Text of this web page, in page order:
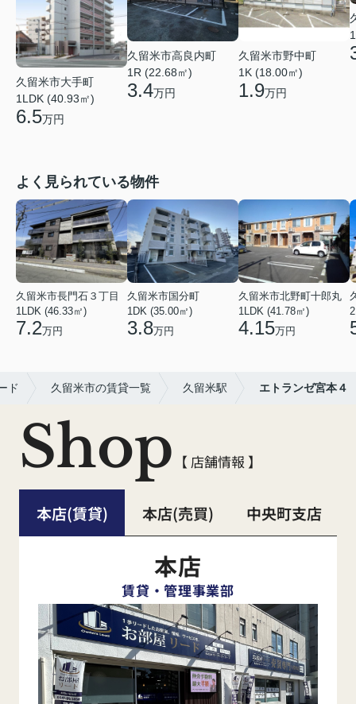
久留米市大手町
1LDK (40.93㎡)
6.5万円
久留米市高良内町
1R (22.68㎡)
3.4万円
久留米市野中町
1K (18.00㎡)
1.9万円
よく見られている物件
久留米市長門石３丁目
1LDK (46.33㎡)
7.2万円
久留米市国分町
1DK (35.00㎡)
3.8万円
久留米市北野町十郎丸
1LDK (41.78㎡)
4.15万円
ド 久留米市の賃貸一覧 久留米駅 エトランゼ宮本４
Shop 【 店舗情報 】
本店(賃貸) 本店(売買) 中央町支店
本店
賃貸・管理事業部